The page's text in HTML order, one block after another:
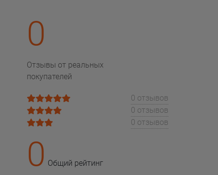
0
Отзывы от реальных
покупателей
0 отзывов
0 отзывов
0 отзывов
0 Общий рейтинг